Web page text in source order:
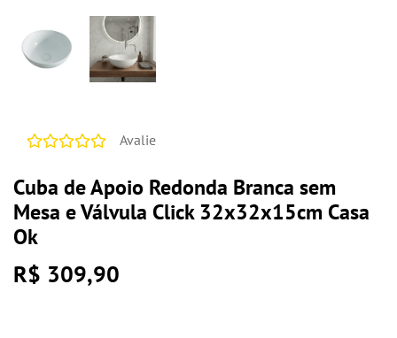
Avalie
Cuba de Apoio Redonda Branca sem
Mesa e Válvula Click 32x32x15cm Casa
Ok
R$ 309,90